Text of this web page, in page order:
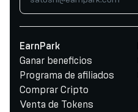
EarnPark
Ganar beneficios
Programa de afiliados
Comprar Cripto
Venta de Tokens